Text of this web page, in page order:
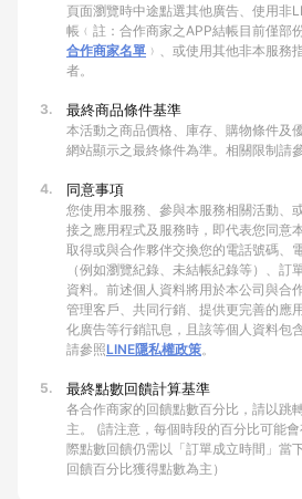
頁面瀏覽時中途點選其他廣告、使用非
帳﹙註：合作商家之APP結帳目前僅部
合作商家名單 ﹚、或使用其他非本服務
者。
3. 最終商品條件基準
本活動之商品價格、庫存、購物條件及
網站顯示之最終條件為準。相關限制請
4. 同意事項
您使用本服務、參與本服務相關活動、
接之應用程式及服務時，即代表您同意
取得或與合作夥伴交換您的電話號碼、
（例如瀏覽紀錄、未結帳紀錄等）、訂
資料。前述個人資料將用於本公司與合
管理客戶、共同行銷、提供更完善的應
化廣告等行銷訊息，且該等個人資料包
請參照LINE隱私權政策。
5. 最終點數回饋計算基準
各合作商家的回饋點數百分比，請以跳
主。 (請注意，每個時段的百分比可能
際點數回饋仍需以「訂單成立時間」當
回饋百分比獲得點數為主）